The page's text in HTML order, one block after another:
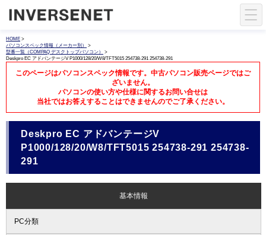
HOME >
パソコンスペック情報（メーカー別）
>
型番一覧（COMPAQ デスクトップパソコン）
>
Deskpro EC アドバンテージV P1000/128/20/W8/TFT5015 254738-291 254738-291
このページはパソコンスペック情報です。中古パソコン販売ページではご
ざいません。
パソコンの使い方や仕様に関するお問い合せは
当社ではお答えすることはできませんのでご了承ください。
Deskpro EC アドバンテージV
P1000/128/20/W8/TFT5015 254738-291 254738-
291
基本情報
PC分類